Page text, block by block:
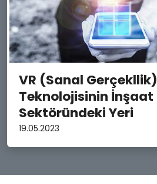
VR (Sanal Gerçekllik)
Teknolojisinin İnşaat
Sektöründeki Yeri
19.05.2023